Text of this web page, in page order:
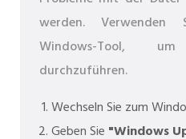
werden. Verwenden
Windows-Tool,
durchzuführen.
Wechseln Sie zum
Geben Sie "Windows